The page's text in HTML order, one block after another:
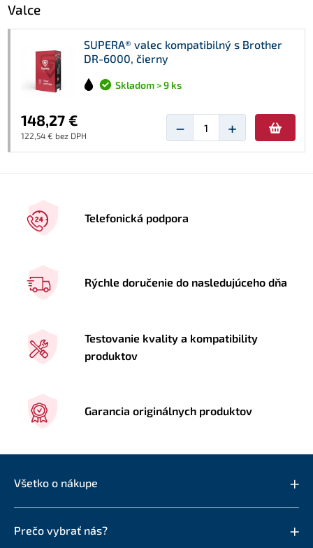
Valce
SUPERA® valec kompatibilný s Brother
DR-6000, čierny
Skladom > 9 ks
148,27 €
122,54 € bez DPH − +
Telefonická podpora
Rýchle doručenie do nasledujúceho dňa
Testovanie kvality a kompatibility
produktov
Garancia originálnych produktov
Všetko o nákupe
Prečo vybrať nás?